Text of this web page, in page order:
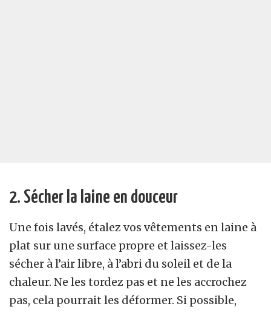
2. Sécher la laine en douceur
Une fois lavés, étalez vos vêtements en laine à
plat sur une surface propre et laissez-les
sécher à l’air libre, à l’abri du soleil et de la
chaleur. Ne les tordez pas et ne les accrochez
pas, cela pourrait les déformer. Si possible,